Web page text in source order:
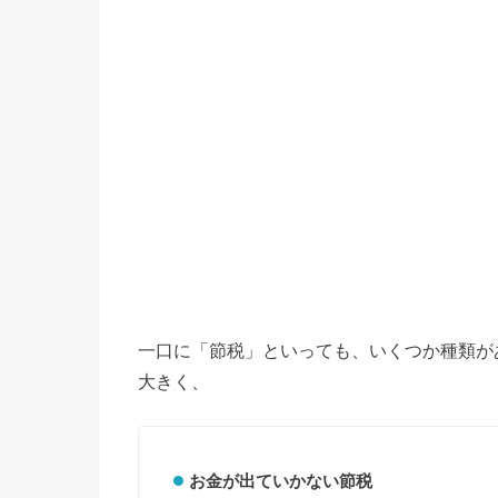
一口に「節税」といっても、いくつか種類が
大きく、
お金が出ていかない節税